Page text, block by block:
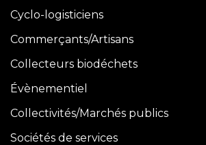
Cyclo-logisticiens
Commerçants/Artisans
Collecteurs biodéchets
Évènementiel
Collectivités/Marchés publics
Sociétés de services